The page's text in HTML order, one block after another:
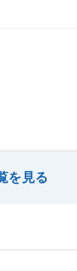
を見る